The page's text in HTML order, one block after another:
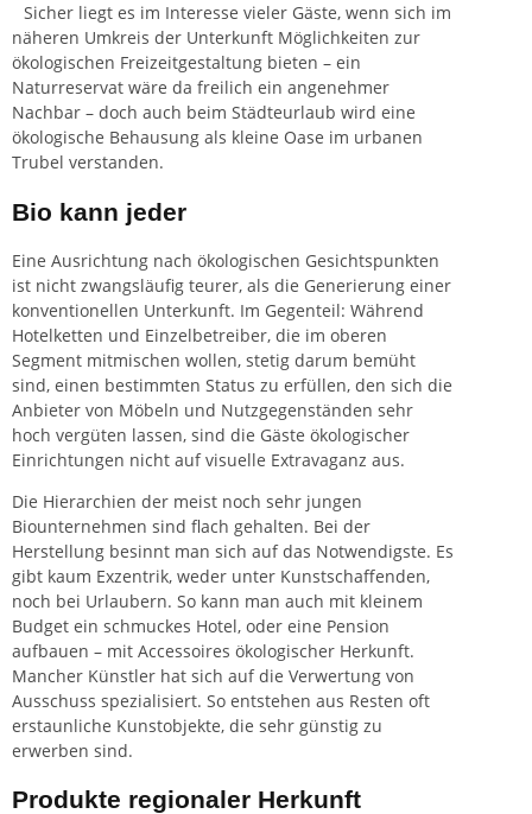
Sicher liegt es im Interesse vieler Gäste, wenn sich im
näheren Umkreis der Unterkunft Möglichkeiten zur
ökologischen Freizeitgestaltung bieten – ein
Naturreservat wäre da freilich ein angenehmer
Nachbar – doch auch beim Städteurlaub wird eine
ökologische Behausung als kleine Oase im urbanen
Trubel verstanden.
Bio kann jeder
Eine Ausrichtung nach ökologischen Gesichtspunkten
ist nicht zwangsläufig teurer, als die Generierung einer
konventionellen Unterkunft. Im Gegenteil: Während
Hotelketten und Einzelbetreiber, die im oberen
Segment mitmischen wollen, stetig darum bemüht
sind, einen bestimmten Status zu erfüllen, den sich die
Anbieter von Möbeln und Nutzgegenständen sehr
hoch vergüten lassen, sind die Gäste ökologischer
Einrichtungen nicht auf visuelle Extravaganz aus.
Die Hierarchien der meist noch sehr jungen
Biounternehmen sind flach gehalten. Bei der
Herstellung besinnt man sich auf das Notwendigste. Es
gibt kaum Exzentrik, weder unter Kunstschaffenden,
noch bei Urlaubern. So kann man auch mit kleinem
Budget ein schmuckes Hotel, oder eine Pension
aufbauen – mit Accessoires ökologischer Herkunft.
Mancher Künstler hat sich auf die Verwertung von
Ausschuss spezialisiert. So entstehen aus Resten oft
erstaunliche Kunstobjekte, die sehr günstig zu
erwerben sind.
Produkte regionaler Herkunft